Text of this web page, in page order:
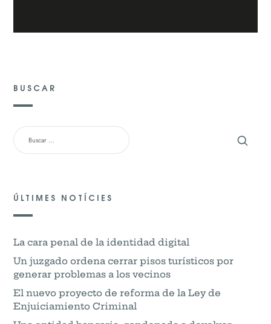
BUSCAR
ÚLTIMES NOTÍCIES
La cara penal de la identidad digital
Un juzgado ordena cerrar pisos turísticos por
generar problemas a los vecinos
El nuevo proyecto de reforma de la Ley de
Enjuiciamiento Criminal